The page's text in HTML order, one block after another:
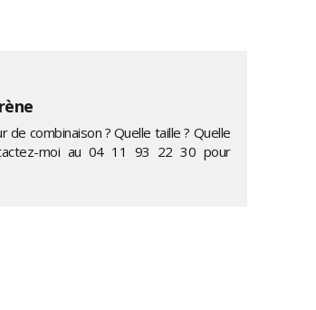
de combinaison ? Quelle taille ? Quelle
moi au 04 11 93 22 30 pour